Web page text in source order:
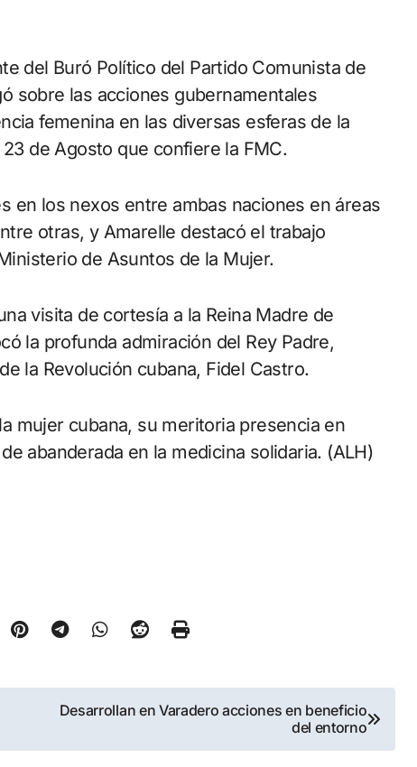
del Buró Político del Partido Comunista de
sobre las acciones gubernamentales
femenina en las diversas esferas de la
de Agosto que confiere la FMC.
en los nexos entre ambas naciones en áreas
otras, y Amarelle destacó el trabajo
de Asuntos de la Mujer.
visita de cortesía a la Reina Madre de
la profunda admiración del Rey Padre,
la Revolución cubana, Fidel Castro.
mujer cubana, su meritoria presencia en
abanderada en la medicina solidaria. (ALH)
Desarrollan en Varadero acciones en beneficio
del entorno